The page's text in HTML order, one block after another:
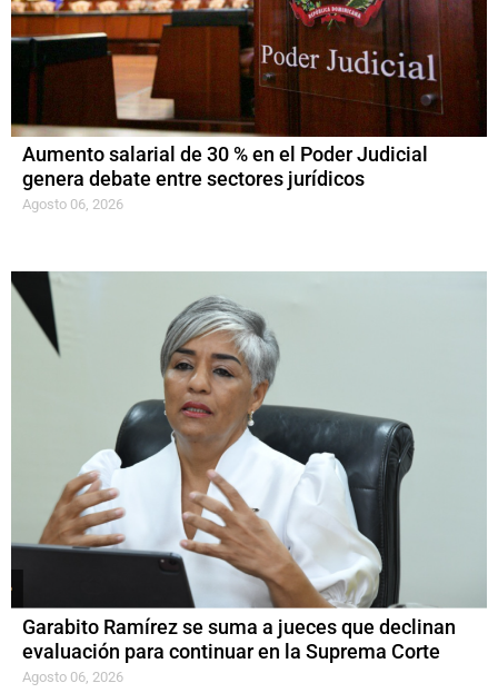
Aumento salarial de 30 % en el Poder Judicial
genera debate entre sectores jurídicos
Agosto 06, 2026
Garabito Ramírez se suma a jueces que declinan
evaluación para continuar en la Suprema Corte
Agosto 06, 2026